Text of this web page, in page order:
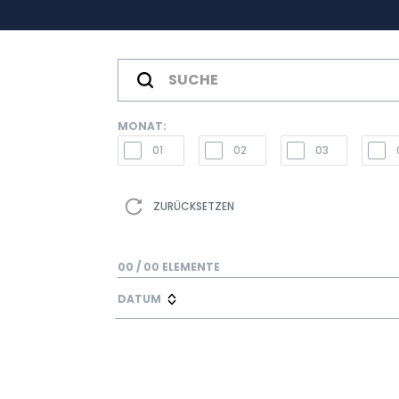
MONAT:
01
02 03
ZURÜCKSETZEN
00 / 00 ELEMENTE
DATUM